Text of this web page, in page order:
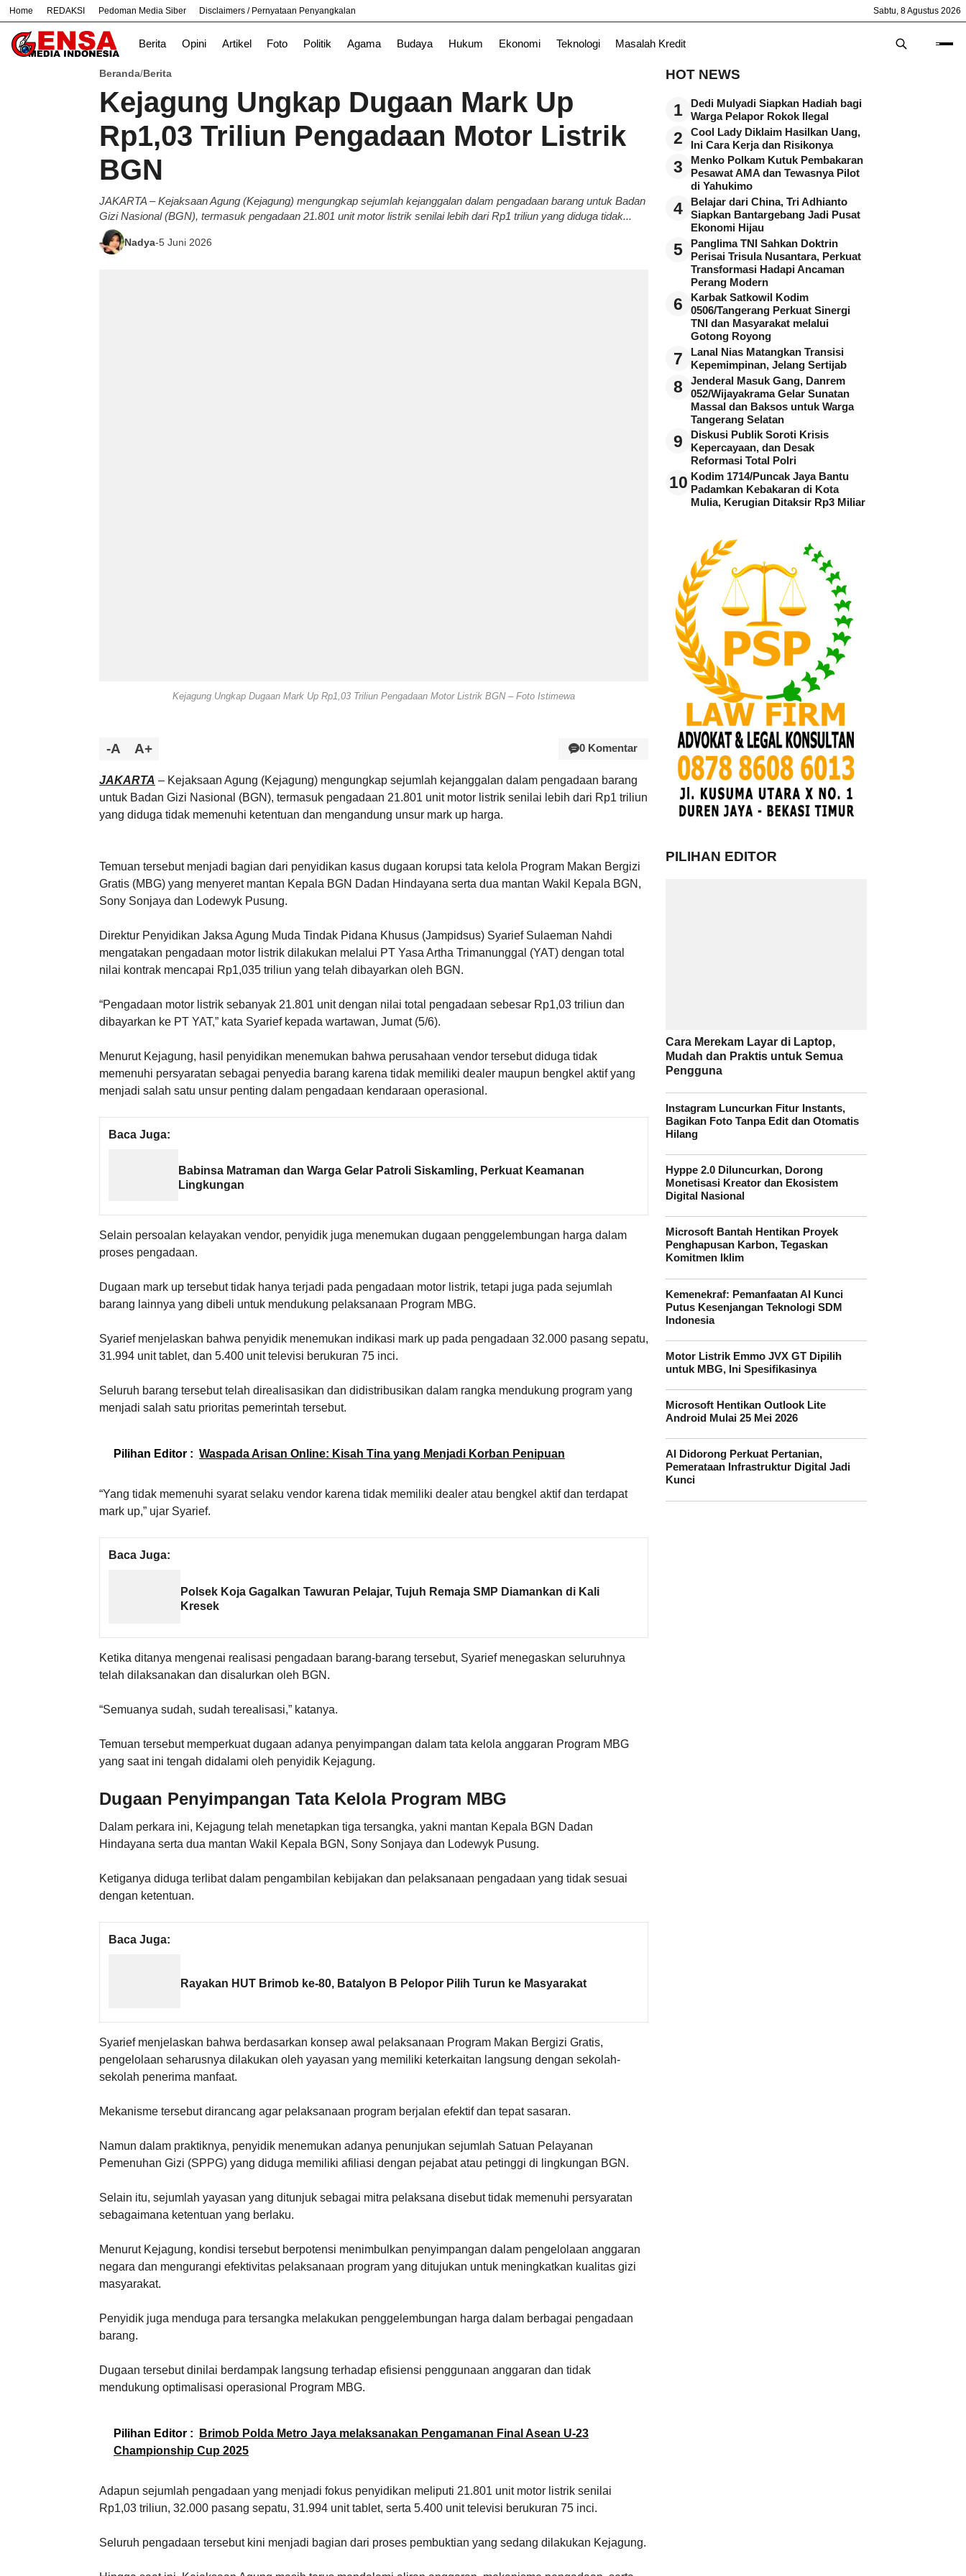
Home REDAKSI Pedoman Media Siber Disclaimers / Pernyataan Penyangkalan Sabtu, 8 Agustus 2026
Berita Opini Artikel Foto Politik Agama Budaya Hukum Ekonomi Teknologi Masalah Kredit
# Bekasi Hukum Nasional News TNI
Beranda/Berita
Kejagung Ungkap Dugaan Mark Up
Rp1,03 Triliun Pengadaan Motor Listrik
BGN
JAKARTA – Kejaksaan Agung (Kejagung) mengungkap sejumlah kejanggalan dalam pengadaan barang untuk Badan
Gizi Nasional (BGN), termasuk pengadaan 21.801 unit motor listrik senilai lebih dari Rp1 triliun yang diduga tidak...
Nadya-5 Juni 2026
Kejagung Ungkap Dugaan Mark Up Rp1,03 Triliun Pengadaan Motor Listrik BGN – Foto Istimewa
-A A+ 0 Komentar
JAKARTA – Kejaksaan Agung (Kejagung) mengungkap sejumlah kejanggalan dalam pengadaan barang
untuk Badan Gizi Nasional (BGN), termasuk pengadaan 21.801 unit motor listrik senilai lebih dari Rp1 triliun
yang diduga tidak memenuhi ketentuan dan mengandung unsur mark up harga.
Temuan tersebut menjadi bagian dari penyidikan kasus dugaan korupsi tata kelola Program Makan Bergizi
Gratis (MBG) yang menyeret mantan Kepala BGN Dadan Hindayana serta dua mantan Wakil Kepala BGN,
Sony Sonjaya dan Lodewyk Pusung.
Direktur Penyidikan Jaksa Agung Muda Tindak Pidana Khusus (Jampidsus) Syarief Sulaeman Nahdi
mengatakan pengadaan motor listrik dilakukan melalui PT Yasa Artha Trimanunggal (YAT) dengan total
nilai kontrak mencapai Rp1,035 triliun yang telah dibayarkan oleh BGN.
“Pengadaan motor listrik sebanyak 21.801 unit dengan nilai total pengadaan sebesar Rp1,03 triliun dan
dibayarkan ke PT YAT,” kata Syarief kepada wartawan, Jumat (5/6).
Menurut Kejagung, hasil penyidikan menemukan bahwa perusahaan vendor tersebut diduga tidak
memenuhi persyaratan sebagai penyedia barang karena tidak memiliki dealer maupun bengkel aktif yang
menjadi salah satu unsur penting dalam pengadaan kendaraan operasional.
Baca Juga:
Babinsa Matraman dan Warga Gelar Patroli Siskamling, Perkuat Keamanan
Lingkungan
Selain persoalan kelayakan vendor, penyidik juga menemukan dugaan penggelembungan harga dalam
proses pengadaan.
Dugaan mark up tersebut tidak hanya terjadi pada pengadaan motor listrik, tetapi juga pada sejumlah
barang lainnya yang dibeli untuk mendukung pelaksanaan Program MBG.
Syarief menjelaskan bahwa penyidik menemukan indikasi mark up pada pengadaan 32.000 pasang sepatu,
31.994 unit tablet, dan 5.400 unit televisi berukuran 75 inci.
Seluruh barang tersebut telah direalisasikan dan didistribusikan dalam rangka mendukung program yang
menjadi salah satu prioritas pemerintah tersebut.
Pilihan Editor : Waspada Arisan Online: Kisah Tina yang Menjadi Korban Penipuan
“Yang tidak memenuhi syarat selaku vendor karena tidak memiliki dealer atau bengkel aktif dan terdapat
mark up,” ujar Syarief.
Baca Juga:
Polsek Koja Gagalkan Tawuran Pelajar, Tujuh Remaja SMP Diamankan di Kali
Kresek
Ketika ditanya mengenai realisasi pengadaan barang-barang tersebut, Syarief menegaskan seluruhnya
telah dilaksanakan dan disalurkan oleh BGN.
“Semuanya sudah, sudah terealisasi,” katanya.
Temuan tersebut memperkuat dugaan adanya penyimpangan dalam tata kelola anggaran Program MBG
yang saat ini tengah didalami oleh penyidik Kejagung.
Dugaan Penyimpangan Tata Kelola Program MBG
Dalam perkara ini, Kejagung telah menetapkan tiga tersangka, yakni mantan Kepala BGN Dadan
Hindayana serta dua mantan Wakil Kepala BGN, Sony Sonjaya dan Lodewyk Pusung.
Ketiganya diduga terlibat dalam pengambilan kebijakan dan pelaksanaan pengadaan yang tidak sesuai
dengan ketentuan.
Baca Juga:
Rayakan HUT Brimob ke-80, Batalyon B Pelopor Pilih Turun ke Masyarakat
Syarief menjelaskan bahwa berdasarkan konsep awal pelaksanaan Program Makan Bergizi Gratis,
pengelolaan seharusnya dilakukan oleh yayasan yang memiliki keterkaitan langsung dengan sekolah-
sekolah penerima manfaat.
Mekanisme tersebut dirancang agar pelaksanaan program berjalan efektif dan tepat sasaran.
Namun dalam praktiknya, penyidik menemukan adanya penunjukan sejumlah Satuan Pelayanan
Pemenuhan Gizi (SPPG) yang diduga memiliki afiliasi dengan pejabat atau petinggi di lingkungan BGN.
Selain itu, sejumlah yayasan yang ditunjuk sebagai mitra pelaksana disebut tidak memenuhi persyaratan
sebagaimana ketentuan yang berlaku.
Menurut Kejagung, kondisi tersebut berpotensi menimbulkan penyimpangan dalam pengelolaan anggaran
negara dan mengurangi efektivitas pelaksanaan program yang ditujukan untuk meningkatkan kualitas gizi
masyarakat.
Penyidik juga menduga para tersangka melakukan penggelembungan harga dalam berbagai pengadaan
barang.
Dugaan tersebut dinilai berdampak langsung terhadap efisiensi penggunaan anggaran dan tidak
mendukung optimalisasi operasional Program MBG.
Pilihan Editor :
Brimob Polda Metro Jaya melaksanakan Pengamanan Final Asean U-23
Championship Cup 2025
Adapun sejumlah pengadaan yang menjadi fokus penyidikan meliputi 21.801 unit motor listrik senilai
Rp1,03 triliun, 32.000 pasang sepatu, 31.994 unit tablet, serta 5.400 unit televisi berukuran 75 inci.
Seluruh pengadaan tersebut kini menjadi bagian dari proses pembuktian yang sedang dilakukan Kejagung.
HOT NEWS
1
Dedi Mulyadi Siapkan Hadiah bagi
Warga Pelapor Rokok Ilegal
2
Cool Lady Diklaim Hasilkan Uang,
Ini Cara Kerja dan Risikonya
3
Menko Polkam Kutuk Pembakaran
Pesawat AMA dan Tewasnya Pilot
di Yahukimo
4
Belajar dari China, Tri Adhianto
Siapkan Bantargebang Jadi Pusat
Ekonomi Hijau
5
Panglima TNI Sahkan Doktrin
Perisai Trisula Nusantara, Perkuat
Transformasi Hadapi Ancaman
Perang Modern
6
Karbak Satkowil Kodim
0506/Tangerang Perkuat Sinergi
TNI dan Masyarakat melalui
Gotong Royong
7
Lanal Nias Matangkan Transisi
Kepemimpinan, Jelang Sertijab
8
Jenderal Masuk Gang, Danrem
052/Wijayakrama Gelar Sunatan
Massal dan Baksos untuk Warga
Tangerang Selatan
9
Diskusi Publik Soroti Krisis
Kepercayaan, dan Desak
Reformasi Total Polri
10 Kodim 1714/Puncak Jaya Bantu
Padamkan Kebakaran di Kota
Mulia, Kerugian Ditaksir Rp3 Miliar
PILIHAN EDITOR
Cara Merekam Layar di Laptop,
Mudah dan Praktis untuk Semua
Pengguna
Instagram Luncurkan Fitur Instants,
Bagikan Foto Tanpa Edit dan Otomatis
Hilang
Hyppe 2.0 Diluncurkan, Dorong
Monetisasi Kreator dan Ekosistem
Digital Nasional
Microsoft Bantah Hentikan Proyek
Penghapusan Karbon, Tegaskan
Komitmen Iklim
Kemenekraf: Pemanfaatan AI Kunci
Putus Kesenjangan Teknologi SDM
Indonesia
Motor Listrik Emmo JVX GT Dipilih
untuk MBG, Ini Spesifikasinya
Microsoft Hentikan Outlook Lite
Android Mulai 25 Mei 2026
AI Didorong Perkuat Pertanian,
Pemerataan Infrastruktur Digital Jadi
Kunci